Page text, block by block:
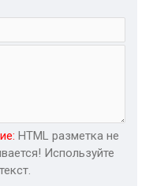
HTML разметка не
Используйте